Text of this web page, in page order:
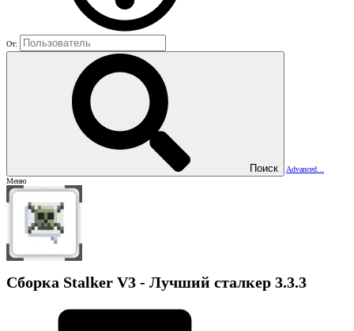
От:
Поиск
Advanced...
Меню
Сборка Stalker V3 - Лучший сталкер 3.3.3